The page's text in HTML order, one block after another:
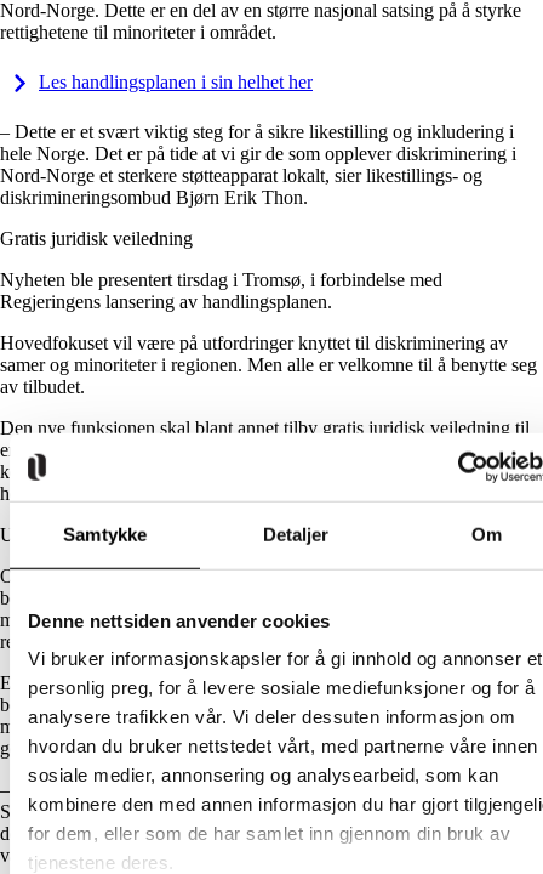
Samtykke Detaljer Om
Denne nettsiden anvender cookies
Vi bruker informasjonskapsler for å gi innhold og annonser et
personlig preg, for å levere sosiale mediefunksjoner og for å
analysere trafikken vår. Vi deler dessuten informasjon om
hvordan du bruker nettstedet vårt, med partnerne våre innen
sosiale medier, annonsering og analysearbeid, som kan
kombinere den med annen informasjon du har gjort
for dem, eller som de har samlet inn gjennom din bruk av
tjenestene deres.
Nord-Norge. Dette er en del av en større nasjonal satsing på å styrke
rettighetene til minoriteter i området.
Les handlingsplanen i sin helhet her
– Dette er et svært viktig steg for å sikre likestilling og inkludering i
hele Norge. Det er på tide at vi gir de som opplever diskriminering i
Nord-Norge et sterkere støtteapparat lokalt, sier likestillings- og
diskrimineringsombud Bjørn Erik Thon.
Gratis juridisk veiledning
Nyheten ble presentert tirsdag i Tromsø, i forbindelse med
Regjeringens lansering av handlingsplanen.
Hovedfokuset vil være på utfordringer knyttet til diskriminering av
samer og minoriteter i regionen. Men alle er velkomne til å benytte seg
av tilbudet.
Den nye funksjonen skal blant annet tilby gratis juridisk veiledning til
enkeltpersoner som opplever diskriminering. Den skal også bidra med
kompetanseheving til lokale aktører, og være en pådriver for
holdningsskapende arbeid.
Utbredt diskriminering av samer
Ombudets nye tilstedeværelse i Nord-Norge er en direkte respons på
behovene som har blitt avdekket gjennom tilbakemeldinger fra samiske
miljøer og forskning som peker på omfattende diskriminering og hets i
regionen.
En gjennomgang av 15 studier om omfang av diskriminering viser
betydelig høyere forekomst av diskriminering, vold, trusler og
mobbing av samer i alle aldersgrupper, sammenlignet med den
generelle befolkningen.
– Rasisme og diskriminering av samer er en stor likestillingsutfordring.
Samtidig er det en gruppe vi som ombud ikke når godt nok ut til, og
det ønsker vi å gjøre noe med. Ombudsfunksjonen i Nord-Norge skal
være en tydelig stemme for rettferdighet og inkludering, sier Thon.